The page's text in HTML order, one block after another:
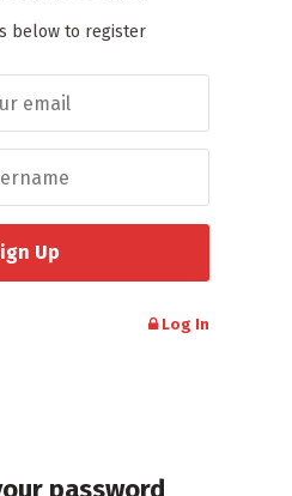
below to register
Log In
password